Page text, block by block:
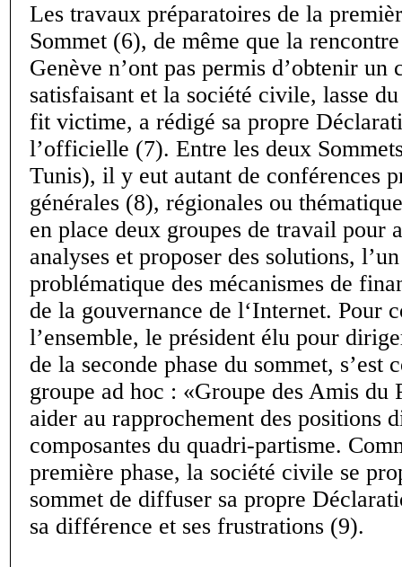
Les travaux préparatoires de la
Sommet (6), de même que la
Genève n’ont pas permis d’obtenir un
satisfaisant et la société civile, lasse
fit victime, a rédigé sa propre
l’officielle (7). Entre les deux
Tunis), il y eut autant de conférences
générales (8), régionales ou
en place deux groupes de travail pour
analyses et proposer des solutions,
problématique des mécanismes de
de la gouvernance de l‘Internet. Pour
l’ensemble, le président élu pour
de la seconde phase du sommet, s’est
groupe ad hoc : «Groupe des Amis du
aider au rapprochement des positions
composantes du quadri-partisme.
première phase, la société civile se
sommet de diffuser sa propre
sa différence et ses frustrations (9).